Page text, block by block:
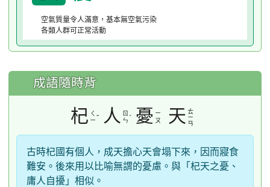
空氣質量令人滿意，基本無空氣污染
各類人群可正常活動
成語隨時背
杞 ㄑ
ㄧˇ 人
ㄖ
ㄣ ˊ 憂 ㄧ
ㄡ
天 ㄊ
ㄧ
ㄢ
古時杞國有個人，成天擔心天會塌下來，因而寢食
難安。後來用以比喻無謂的憂慮。與「杞天之憂、
庸人自擾」相似。